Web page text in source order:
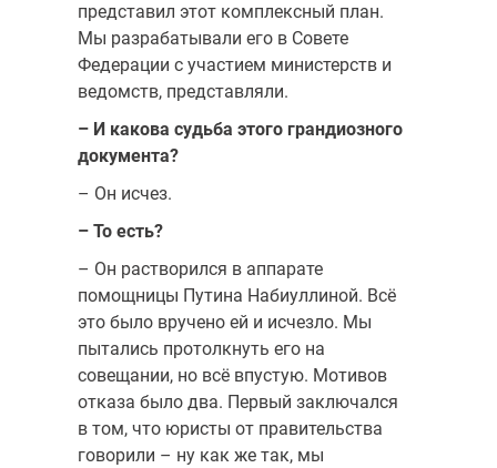
представил этот комплексный план.
Мы разрабатывали его в Совете
Федерации с участием министерств и
ведомств, представляли.
– И какова судьба этого грандиозного
документа?
– Он исчез.
– То есть?
– Он растворился в аппарате
помощницы Путина Набиуллиной. Всё
это было вручено ей и исчезло. Мы
пытались протолкнуть его на
совещании, но всё впустую. Мотивов
отказа было два. Первый заключался
в том, что юристы от правительства
говорили – ну как же так, мы